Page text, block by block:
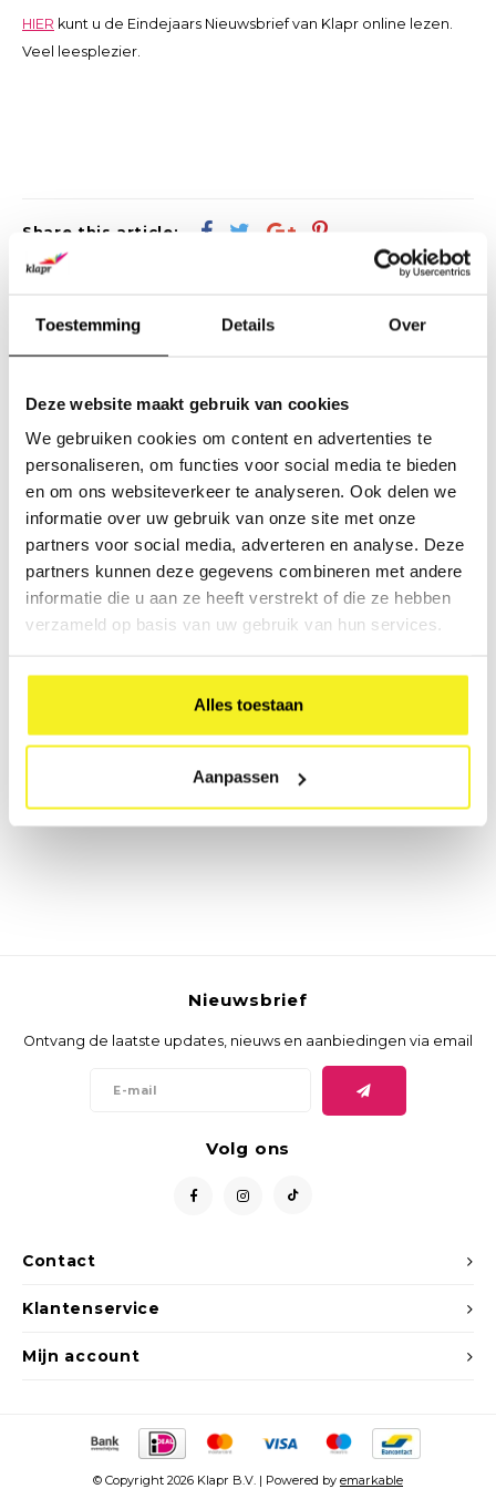
Toestemming Details Over
Deze website maakt gebruik van cookies
We gebruiken cookies om content en advertenties te
personaliseren, om functies voor social media te bieden
en om ons websiteverkeer te analyseren. Ook delen we
informatie over uw gebruik van onze site met onze
partners voor social media, adverteren en analyse. Deze
partners kunnen deze gegevens combineren met andere
informatie die u aan ze heeft verstrekt of die ze hebben
verzameld op basis van uw gebruik van hun services.
Alles toestaan
Aanpassen
HIER kunt u de Eindejaars Nieuwsbrief van Klapr online lezen.
Veel leesplezier.
Share this article:
Laat een reactie achter
Contact
Nieuwsbrief
Ontvang de laatste updates, nieuws en aanbiedingen via email
Volg ons
Klantenservice
Mijn account
© Copyright 2026 Klapr B.V. | Powered by emarkable